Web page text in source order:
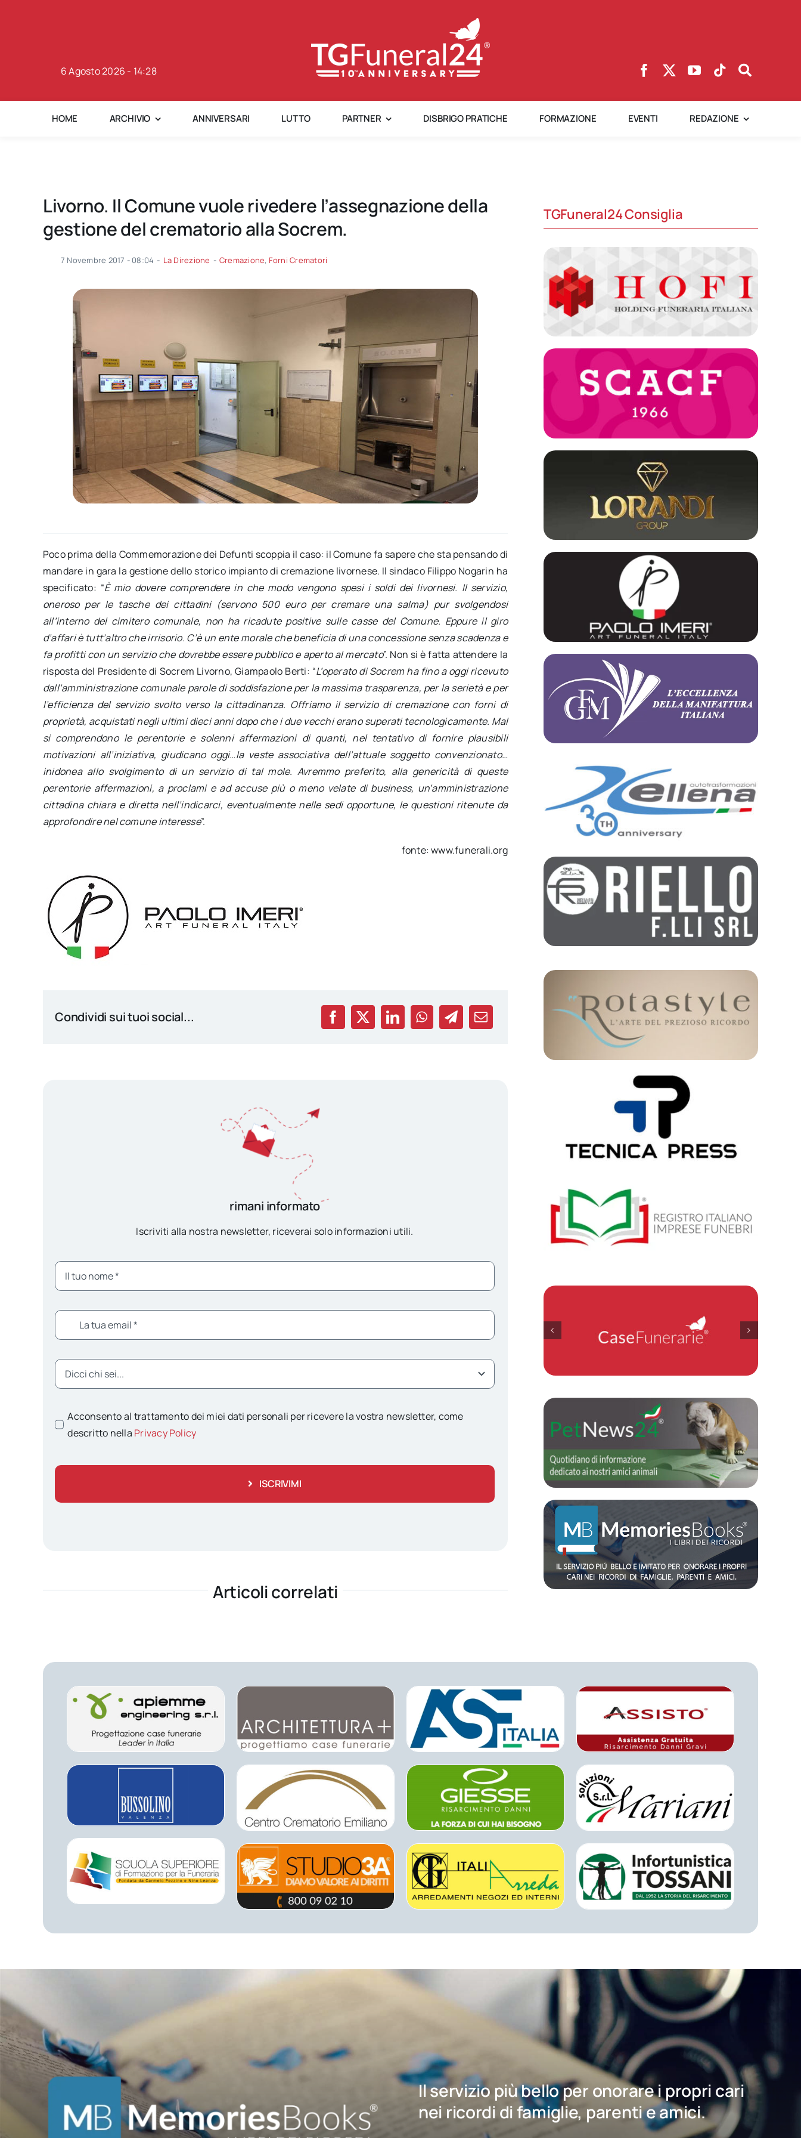
6 Agosto 2026 - 14:28
HOME ARCHIVIO ANNIVERSARI LUTTO PARTNER DISBRIGO PRATICHE FORMAZIONE EVENTI REDAZIONE
Livorno. Il Comune vuole rivedere l’assegnazione della
gestione del crematorio alla Socrem.
7 Novembre 2017 - 08:04 - La Direzione - Cremazione, Forni Crematori
Poco prima della Commemorazione dei Defunti scoppia il caso: il Comune fa sapere che sta pensando di
mandare in gara la gestione dello storico impianto di cremazione livornese. Il sindaco Filippo Nogarin ha
specificato: “È mio dovere comprendere in che modo vengono spesi i soldi dei livornesi. Il servizio,
oneroso per le tasche dei cittadini (servono 500 euro per cremare una salma) pur svolgendosi
all’interno del cimitero comunale, non ha ricadute positive sulle casse del Comune. Eppure il giro
d’affari è tutt’altro che irrisorio. C’è un ente morale che beneficia di una concessione senza scadenza e
fa profitti con un servizio che dovrebbe essere pubblico e aperto al mercato”. Non si è fatta attendere la
risposta del Presidente di Socrem Livorno, Giampaolo Berti: “L’operato di Socrem ha fino a oggi ricevuto
dall’amministrazione comunale parole di soddisfazione per la massima trasparenza, per la serietà e per
l’efficienza del servizio svolto verso la cittadinanza. Offriamo il servizio di cremazione con forni di
proprietà, acquistati negli ultimi dieci anni dopo che i due vecchi erano superati tecnologicamente. Mal
si comprendono le perentorie e solenni affermazioni di quanti, nel tentativo di fornire plausibili
motivazioni all’iniziativa, giudicano oggi…la veste associativa dell’attuale soggetto convenzionato…
inidonea allo svolgimento di un servizio di tal mole. Avremmo preferito, alla genericità di queste
perentorie affermazioni, a proclami e ad accuse più o meno velate di business, un’amministrazione
cittadina chiara e diretta nell’indicarci, eventualmente nelle sedi opportune, le questioni ritenute da
approfondire nel comune interesse”.
fonte: www.funerali.org
Condividi sui tuoi social...
rimani informato
Iscriviti alla nostra newsletter, riceverai solo informazioni utili.
Acconsento al trattamento dei miei dati personali per ricevere la vostra newsletter, come
descritto nella Privacy Policy
ISCRIVIMI
Articoli correlati
TGFuneral24 Consiglia
Il servizio più bello per onorare i propri cari
nei ricordi di famiglie, parenti e amici.